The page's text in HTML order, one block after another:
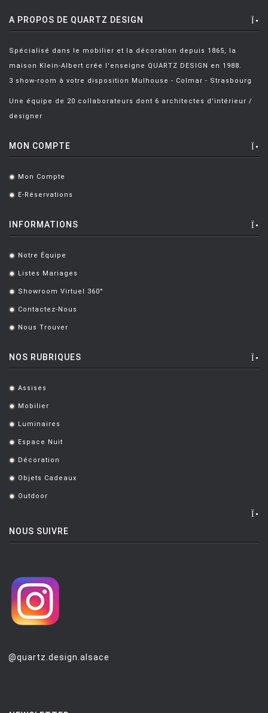
KNOLL
LAPALMA
LIGNE ROSET
LOUIS POULSEN
MAGIS
MARIOLUCA GIUSTI
MARTINELLI LUCE
MAXALTO
MDF
MOLTENI
MONTANA
MOOG DESIGN
NOTRE MONDE
NUOVEFORME
OPINION CIATTI
A PROPOS DE QUARTZ DESIGN
Spécialisé dans le mobilier et la décoration depuis 1865, la
maison Klein-Albert crée l'enseigne QUARTZ DESIGN en 1988.
3 show-room à votre disposition Mulhouse - Colmar - Strasbourg
Une équipe de 20 collaborateurs dont 6 architectes d'intérieur /
designer
MON COMPTE
. Mon Compte
. E-Réservations
INFORMATIONS
. Notre Équipe
. Listes Mariages
. Showroom Virtuel 360°
. Contactez-Nous
. Nous Trouver
NOS RUBRIQUES
. Assises
. Mobilier
. Luminaires
. Espace Nuit
. Décoration
. Objets Cadeaux
. Outdoor
NOUS SUIVRE
@quartz.design.alsace